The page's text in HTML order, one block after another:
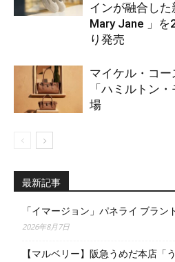
インが融合し
Mary Jane 」を
り発売
マイケル・コ
「ハミルトン
場
最新記事
「イマージョン」パネライ ブラン
2026年8月7日
【マルベリー】阪急うめだ本店「